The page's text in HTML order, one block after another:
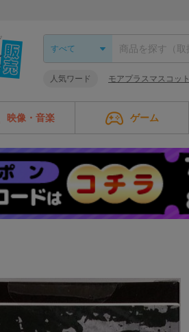
人気ワード モアプラスマスコット
映像・音楽 ゲーム